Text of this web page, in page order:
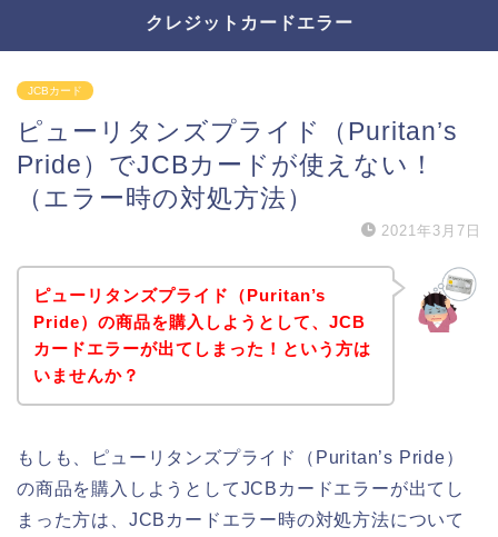
クレジットカードエラー
JCBカード
ピューリタンズプライド（Puritan’s
Pride）でJCBカードが使えない！
（エラー時の対処方法）
2021年3月7日
ピューリタンズプライド（Puritan’s
Pride）の商品を購入しようとして、JCB
カードエラーが出てしまった！という方は
いませんか？
もしも、ピューリタンズプライド（Puritan’s Pride）
の商品を購入しようとしてJCBカードエラーが出てし
まった方は、JCBカードエラー時の対処方法について